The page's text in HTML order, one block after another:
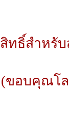
ทธิ์สำหรั
(ขอบคุณโ